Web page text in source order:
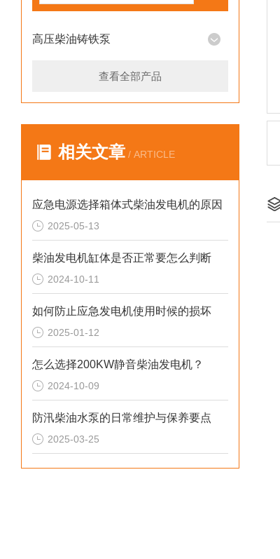
高压柴油铸铁泵
查看全部产品
相关文章 / ARTICLE
应急电源选择箱体式柴油发电机的原因
2025-05-13
柴油发电机缸体是否正常要怎么判断
2024-10-11
如何防止应急发电机使用时候的损坏
2025-01-12
怎么选择200KW静音柴油发电机？
2024-10-09
防汛柴油水泵的日常维护与保养要点
2025-03-25